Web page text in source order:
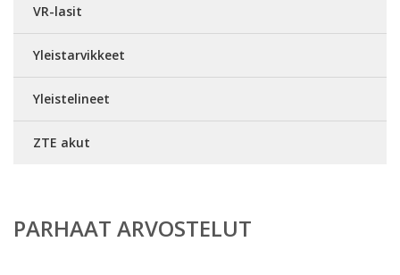
VR-lasit
Yleistarvikkeet
Yleistelineet
ZTE akut
PARHAAT ARVOSTELUT